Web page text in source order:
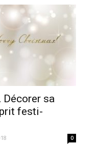
sa
festi-
0